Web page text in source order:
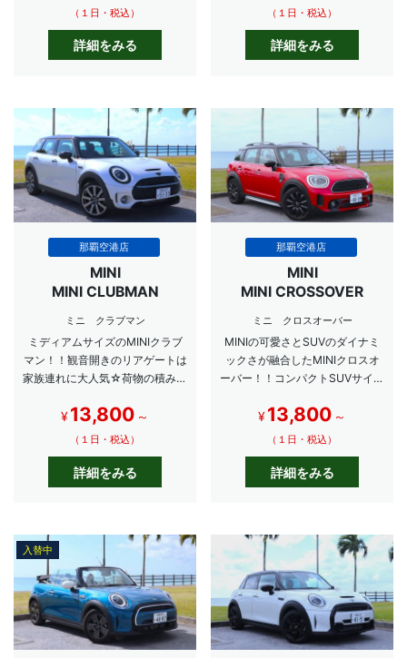
（１日・税込）
詳細をみる
（１日・税込）
詳細をみる
那覇空港店
MINI
MINI CLUBMAN
ミニ クラブマン
ミディアムサイズのMINIクラブ
マン！！観音開きのリアゲートは
家族連れに大人気☆荷物の積み下
¥13,800 ～
（１日・税込）
詳細をみる
那覇空港店
MINI
MINI CROSSOVER
ミニ クロスオーバー
MINIの可愛さとSUVのダイナミ
ックさが融合したMINIクロスオ
ーバー！！コンパクトSUVサイズ
¥13,800 ～
（１日・税込）
詳細をみる
入替中